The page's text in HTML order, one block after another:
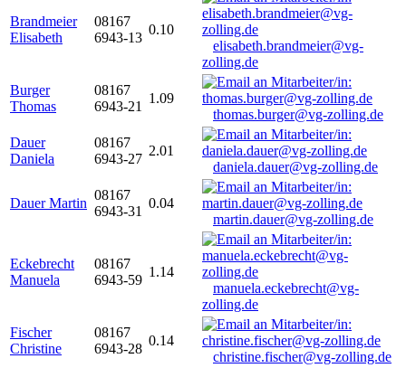
Brandmeier
Elisabeth
08167
6943-13
0.10
elisabeth.brandmeier@vg-
zolling.de
Burger
Thomas
08167
6943-21
1.09
thomas.burger@vg-zolling.de
Dauer
Daniela
08167
6943-27
2.01
daniela.dauer@vg-zolling.de
Dauer Martin
08167
6943-31
0.04
martin.dauer@vg-zolling.de
Eckebrecht
Manuela
08167
6943-59
1.14
manuela.eckebrecht@vg-
zolling.de
Fischer
Christine
08167
6943-28
0.14
christine.fischer@vg-zolling.de